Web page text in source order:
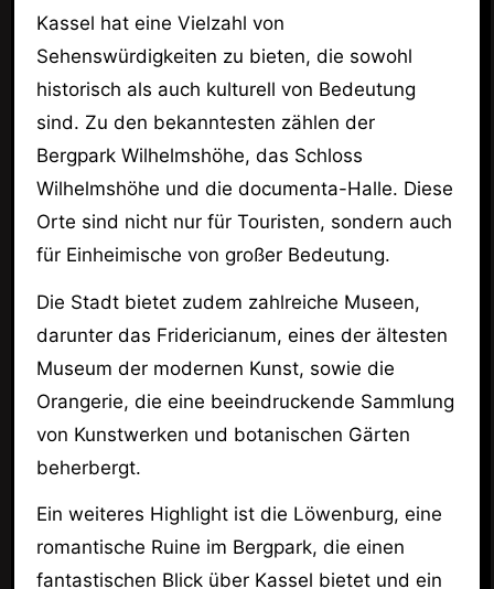
Kassel hat eine Vielzahl von
Sehenswürdigkeiten zu bieten, die sowohl
historisch als auch kulturell von Bedeutung
sind. Zu den bekanntesten zählen der
Bergpark Wilhelmshöhe, das Schloss
Wilhelmshöhe und die documenta-Halle. Diese
Orte sind nicht nur für Touristen, sondern auch
für Einheimische von großer Bedeutung.
Die Stadt bietet zudem zahlreiche Museen,
darunter das Fridericianum, eines der ältesten
Museum der modernen Kunst, sowie die
Orangerie, die eine beeindruckende Sammlung
von Kunstwerken und botanischen Gärten
beherbergt.
Ein weiteres Highlight ist die Löwenburg, eine
romantische Ruine im Bergpark, die einen
fantastischen Blick über Kassel bietet und ein